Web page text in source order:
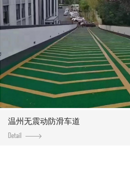
温州无震动防滑车道